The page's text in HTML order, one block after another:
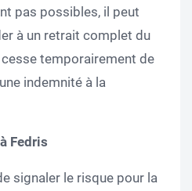
pas possibles, il peut
à un retrait complet du
temporairement de
indemnité à la
Fedris
signaler le risque pour la